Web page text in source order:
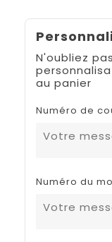
N'oubliez
au panier
Numéro de
Numéro du